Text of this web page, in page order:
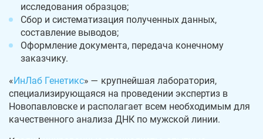
исследования образцов;
Сбор и систематизация полученных данных,
составление выводов;
Оформление документа, передача конечному
заказчику.
«ИнЛаб Генетикс» — крупнейшая лаборатория,
специализирующаяся на проведении экспертиз в
Новопавловске и располагает всем необходимым для
качественного анализа ДНК по мужской линии.